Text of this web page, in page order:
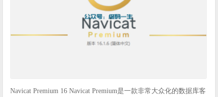
Navicat Premium 16 Navicat Premium是一款非常大众化的数据库客